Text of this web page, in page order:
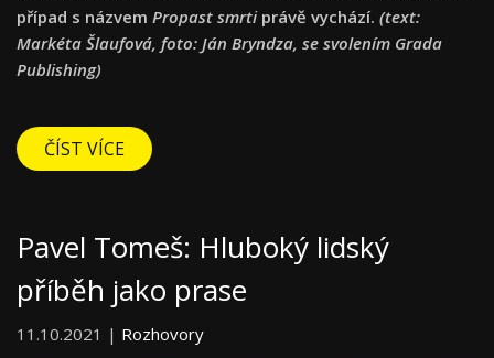
případ s názvem Propast smrti právě vychází. (text:
Markéta Šlaufová, foto: Ján Bryndza, se svolením Grada
Publishing)
ČÍST VÍCE
Pavel Tomeš: Hluboký lidský
příběh jako prase
11.10.2021 | Rozhovory